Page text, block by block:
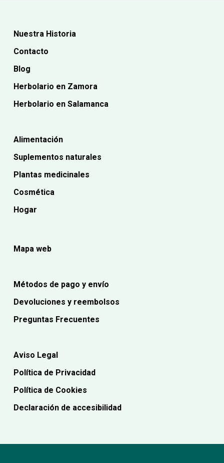
Nuestra Historia
Contacto
Blog
Herbolario en Zamora
Herbolario en Salamanca
Alimentación
Suplementos naturales
Plantas medicinales
Cosmética
Hogar
Mapa web
Métodos de pago y envío
Devoluciones y reembolsos
Preguntas Frecuentes
Aviso Legal
Política de Privacidad
Política de Cookies
Declaración de accesibilidad